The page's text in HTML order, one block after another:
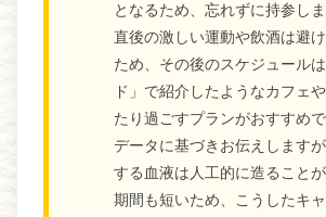
となるため、忘れずに持参し
直後の激しい運動や飲酒は避
ため、その後のスケジュール
ド」で紹介したようなカフェ
たり過ごすプランがおすすめ
データに基づきお伝えします
する血液は人工的に造ること
期間も短いため、こうしたキ